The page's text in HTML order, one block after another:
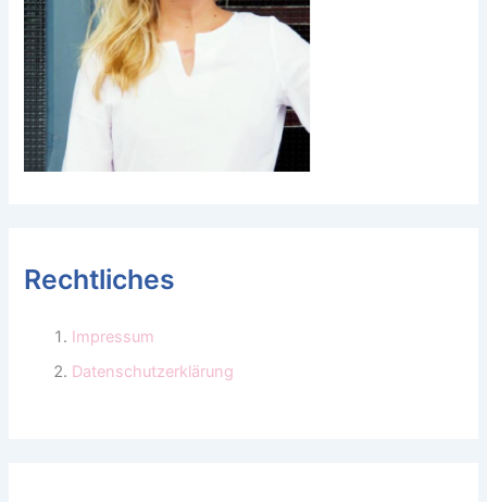
Rechtliches
Impressum
Datenschutzerklärung